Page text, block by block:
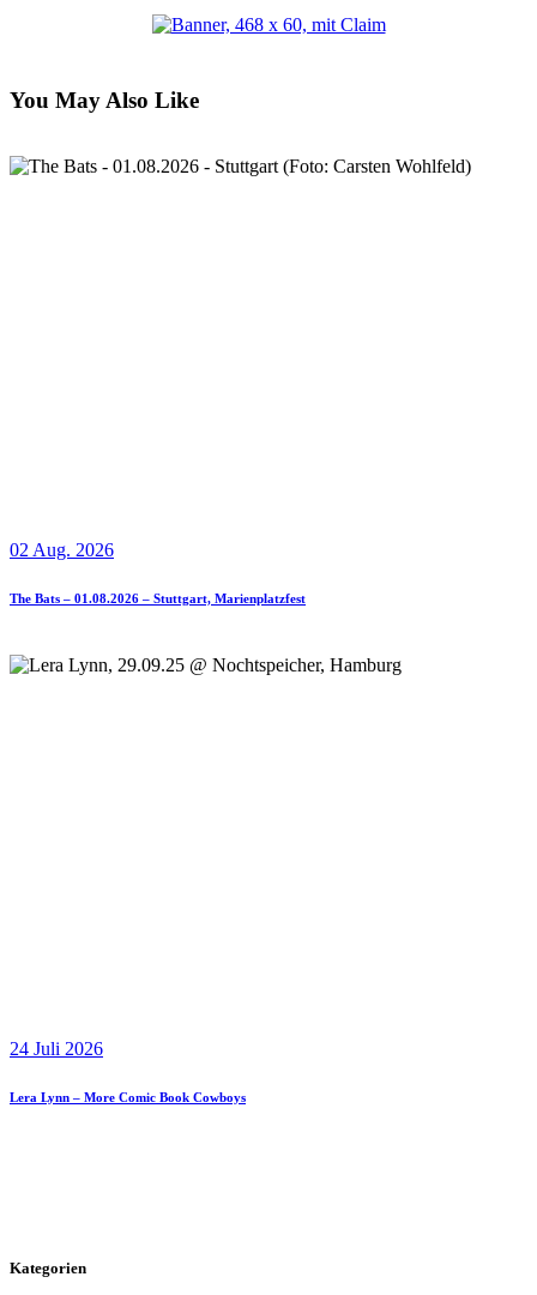
You May Also Like
02 Aug. 2026
The Bats – 01.08.2026 – Stuttgart, Marienplatzfest
24 Juli 2026
Lera Lynn – More Comic Book Cowboys
Kategorien